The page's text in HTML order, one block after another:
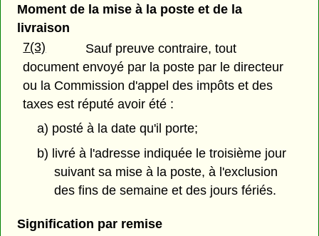
Moment de la mise à la poste et de la
livraison
7(3)
Sauf preuve contraire, tout
document envoyé par la poste par le directeur
ou la Commission d'appel des impôts et des
taxes est réputé avoir été :
a) posté à la date qu'il porte;
b) livré à l'adresse indiquée le troisième jour
suivant sa mise à la poste, à l'exclusion
des fins de semaine et des jours fériés.
Signification par remise